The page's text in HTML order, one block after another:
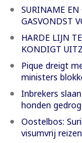
SURINAME EN
GASVONDST
HARDE LIJN
KONDIGT
Pique dreigt
ministers
Inbrekers
honden
Oostelbos:
visumvrij reizen